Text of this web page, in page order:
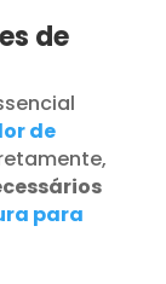
de
de
para